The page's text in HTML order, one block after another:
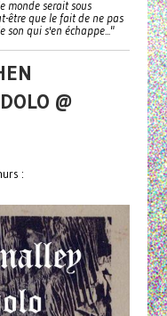
monde serait sous
être que le fait de ne pas
son qui s'en échappe..."
@
: